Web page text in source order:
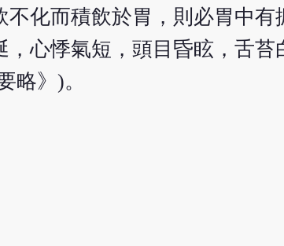
不化而積飲於胃，則必胃中
，心悸氣短，頭目昏眩，舌
略》)。